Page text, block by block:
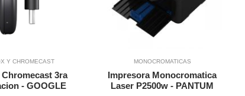
a Carrito
Y CHROMECAST
3ra
- GOOGLE
Agregar a Carrito
MONOCROMATICAS
Impresora Monocromatica
Laser P2500w - PANTUM